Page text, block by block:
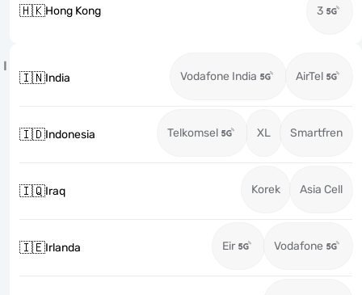
🇭🇰Hong Kong 3
I
🇮🇳India Vodafone India AirTel
🇮🇩Indonesia Telkomsel XL Smartfren
🇮🇶Iraq Korek Asia Cell
🇮🇪Irlanda Eir Vodafone